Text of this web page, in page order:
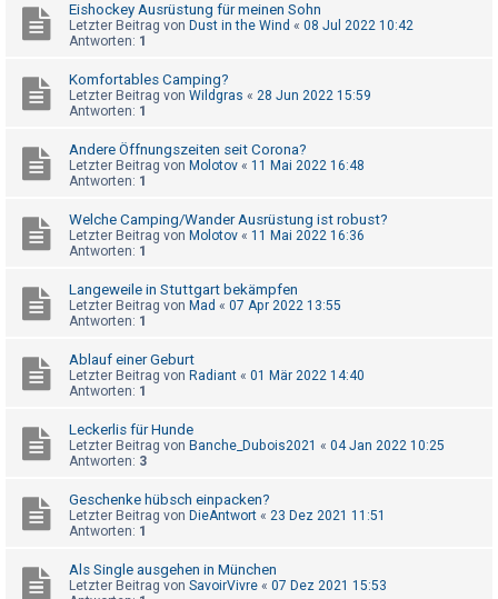
T
h
e
m
n
A
k
e
T
e
m
e
S
Eishockey Ausrüstung für meinen Sohn
Letzter Beitrag von Dust in the Wind « 08 Jul 2022 10:42
Antworten: 1
Komfortables Camping?
Letzter Beitrag von Wildgras « 28 Jun 2022 15:59
Antworten: 1
Andere Öffnungszeiten seit Corona?
Letzter Beitrag von Molotov « 11 Mai 2022 16:48
Antworten: 1
Welche Camping/Wander Ausrüstung ist robust?
Letzter Beitrag von Molotov « 11 Mai 2022 16:36
Antworten: 1
Langeweile in Stuttgart bekämpfen
Letzter Beitrag von Mad « 07 Apr 2022 13:55
Antworten: 1
Ablauf einer Geburt
Letzter Beitrag von Radiant « 01 Mär 2022 14:40
Antworten: 1
Leckerlis für Hunde
Letzter Beitrag von Banche_Dubois2021 « 04 Jan 2022 10:25
Antworten: 3
Geschenke hübsch einpacken?
Letzter Beitrag von DieAntwort « 23 Dez 2021 11:51
Antworten: 1
Als Single ausgehen in München
Letzter Beitrag von SavoirVivre « 07 Dez 2021 15:53